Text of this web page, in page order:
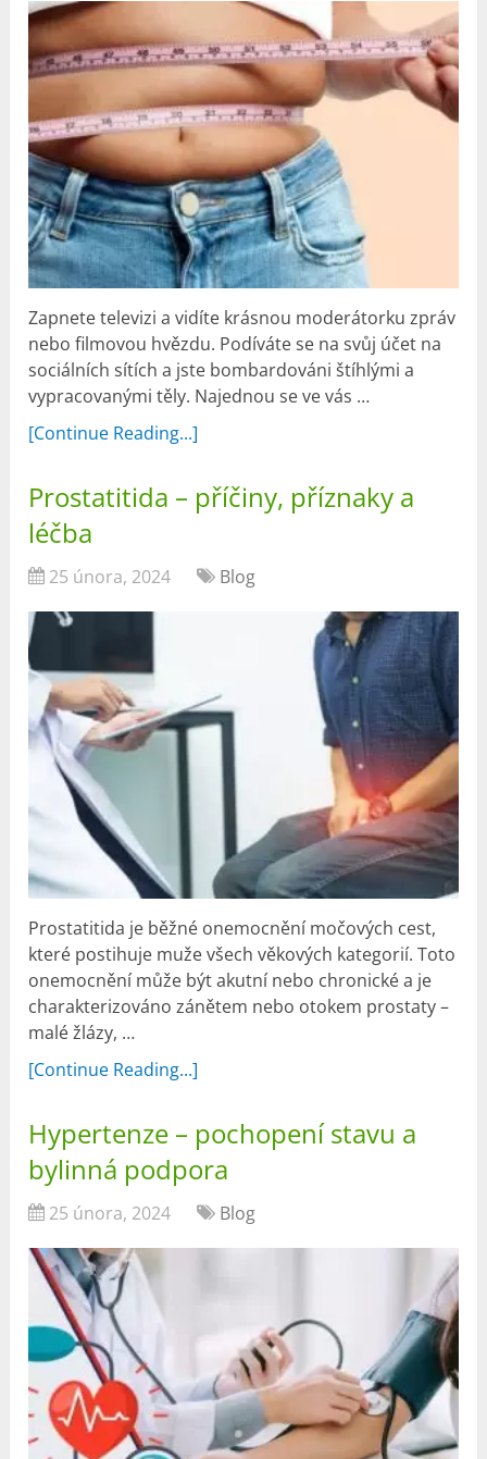
Zapnete televizi a vidíte krásnou moderátorku zpráv
nebo filmovou hvězdu. Podíváte se na svůj účet na
sociálních sítích a jste bombardováni štíhlými a
vypracovanými těly. Najednou se ve vás …
[Continue Reading...]
Prostatitida – příčiny, příznaky a
léčba
25 února, 2024 Blog
Prostatitida je běžné onemocnění močových cest,
které postihuje muže všech věkových kategorií. Toto
onemocnění může být akutní nebo chronické a je
charakterizováno zánětem nebo otokem prostaty –
malé žlázy, …
[Continue Reading...]
Hypertenze – pochopení stavu a
bylinná podpora
25 února, 2024 Blog